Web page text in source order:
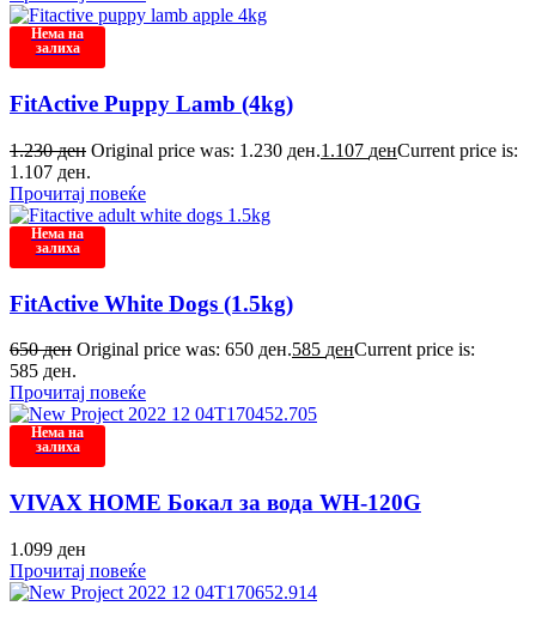
Нема на
залиха
FitActive Puppy Lamb (4kg)
1.230ден Original price was: 1.230 ден.1.107 денCurrent price is:
1.107 ден.
Прочитај повеќе
Нема на
залиха
FitActive White Dogs (1.5kg)
650ден Original price was: 650 ден.585 денCurrent price is:
585 ден.
Прочитај повеќе
Нема на
залиха
VIVAX HOME Бокал за вода WH-120G
1.099 ден
Прочитај повеќе